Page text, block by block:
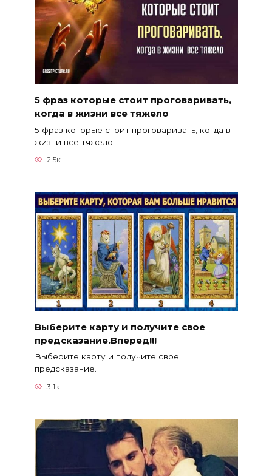
5 фраз которые стоит проговаривать,
когда в жизни все тяжело
5 фраз которые стоит проговаривать, когда в
жизни все тяжело.
2.5к.
Выберите карту и получите свое
предсказание.Вперед!!!
Выберите карту и получите свое
предсказание.
3.1к.